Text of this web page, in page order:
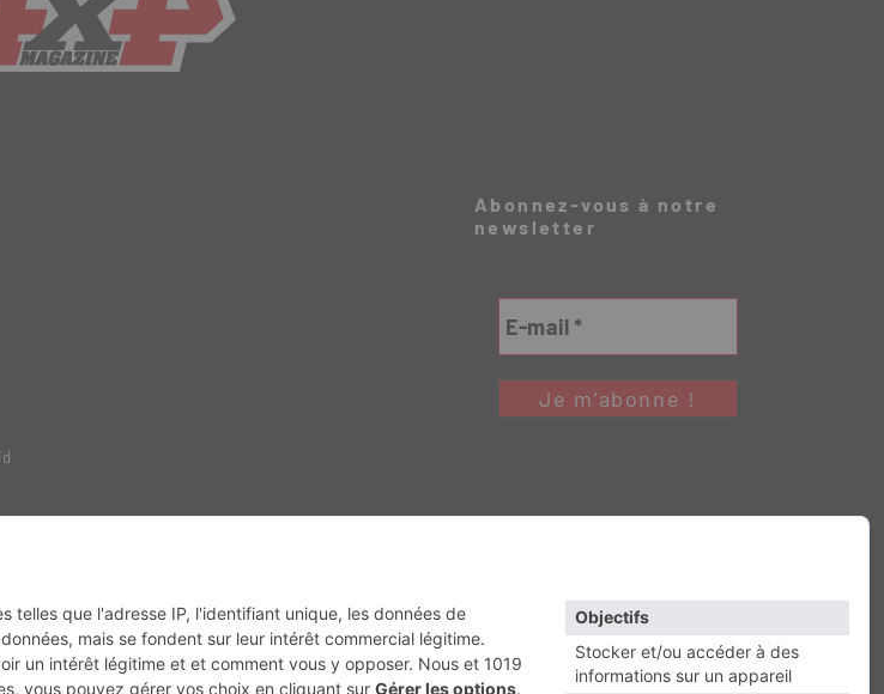
Abonnez-vous à notre
newsletter
Trail Adventure Trial Mag Sport-Bikes Boutique CPPRESSE Escapade Maisons A Vivre Retour en haut